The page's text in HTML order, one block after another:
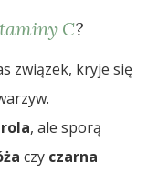
C?
związek, kryje się
, ale sporą
czy czarna